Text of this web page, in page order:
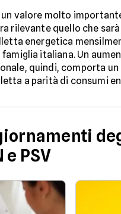
un valore molto
rilevante quello che
energetica
italiana. Un
quindi, comporta
a parità di consumi
PSV